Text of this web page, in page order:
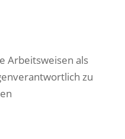
Arbeitsweisen als
zu